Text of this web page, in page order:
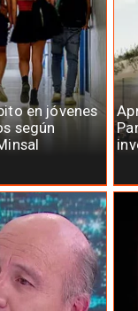
en jóvenes
según